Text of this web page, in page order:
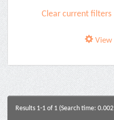
Clear current filters
View
Results 1-1 of 1 (Search time: